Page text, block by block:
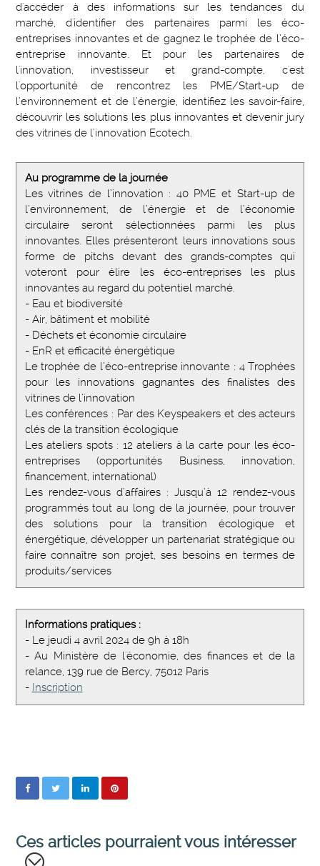
d'accéder à des informations sur les tendances du
marché, d'identifier des partenaires parmi les éco-
entreprises innovantes et de gagnez le trophée de l’éco-
entreprise innovante. Et pour les partenaires de
l'innovation, investisseur et grand-compte, c'est
l'opportunité de rencontrez les PME/Start-up de
l’environnement et de l’énergie, identifiez les savoir-faire,
découvrir les solutions les plus innovantes et devenir jury
des vitrines de l’innovation Ecotech.
Au programme de la journée
Les vitrines de l’innovation : 40 PME et Start-up de
l’environnement, de l’énergie et de l’économie
circulaire seront sélectionnées parmi les plus
innovantes. Elles présenteront leurs innovations sous
forme de pitchs devant des grands-comptes qui
voteront pour élire les éco-entreprises les plus
innovantes au regard du potentiel marché.
- Eau et biodiversité
- Air, bâtiment et mobilité
- Déchets et économie circulaire
- EnR et efficacité énergétique
Le trophée de l’éco-entreprise innovante : 4 Trophées
pour les innovations gagnantes des finalistes des
vitrines de l’innovation
Les conférences : Par des Keyspeakers et des acteurs
clés de la transition écologique
Les ateliers spots : 12 ateliers à la carte pour les éco-
entreprises (opportunités Business, innovation,
financement, international)
Les rendez-vous d’affaires : Jusqu’à 12 rendez-vous
programmés tout au long de la journée, pour trouver
des solutions pour la transition écologique et
énergétique, développer un partenariat stratégique ou
faire connaître son projet, ses besoins en termes de
produits/services
Informations pratiques :
- Le jeudi 4 avril 2024 de 9h à 18h
- Au Ministère de l'économie, des finances et de la
relance, 139 rue de Bercy, 75012 Paris
- Inscription
Ces articles pourraient vous intéresser